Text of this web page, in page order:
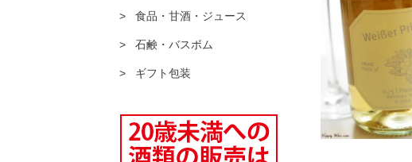
食品・甘酒・ジュース
石鹸・バスボム
ギフト包装